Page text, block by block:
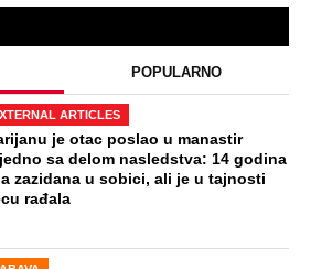
POPULARNO
ARTICLES
je otac poslao u manastir
sa delom nasledstva: 14 godina
zazidana u sobici, ali je u tajnosti
rađala